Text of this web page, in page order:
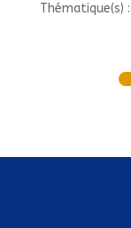
Thématique(s) :